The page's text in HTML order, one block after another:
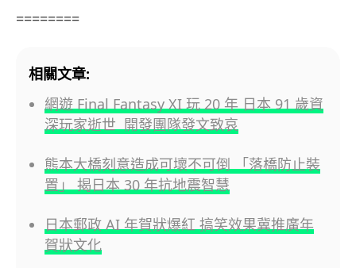
========
相關文章:
網遊 Final Fantasy XI 玩 20 年 日本 91 歲資
深玩家逝世 開發團隊發文致哀
熊本大橋刻意造成可壞不可倒 「落橋防止裝
置」 揭日本 30 年抗地震智慧
日本郵政 AI 年賀狀爆紅 搞笑效果冀推廣年
賀狀文化